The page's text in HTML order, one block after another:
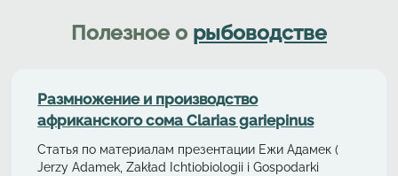
Полезное о рыбоводстве
Размножение и производство
африканского сома Clarias gariepinus
Статья по материалам презентации Ежи Адамек (
Jerzy Adamek, Zakład Ichtiobiologii i Gospodarki